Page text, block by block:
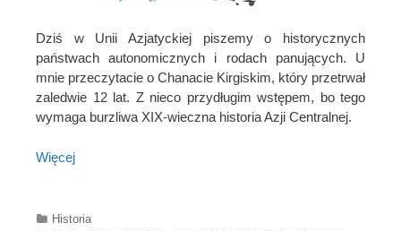
Dziś w Unii Azjatyckiej piszemy o historycznych
państwach autonomicznych i rodach panujących. U
mnie przeczytacie o Chanacie Kirgiskim, który przetrwał
zaledwie 12 lat. Z nieco przydługim wstępem, bo tego
wymaga burzliwa XIX-wieczna historia Azji Centralnej.
Więcej
Categories
Historia